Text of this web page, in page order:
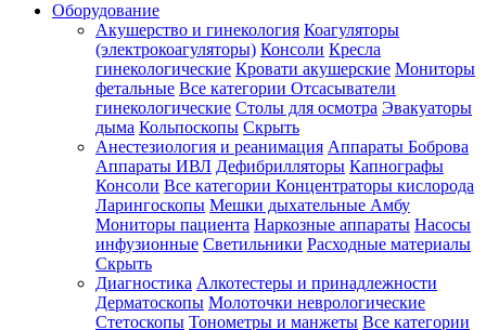
Оборудование
Акушерство и гинекология Коагуляторы
(электрокоагуляторы) Консоли Кресла
гинекологические Кровати акушерские Мониторы
фетальные Все категории Отсасыватели
гинекологические Столы для осмотра Эвакуаторы
дыма Кольпоскопы Скрыть
Анестезиология и реанимация Аппараты Боброва
Аппараты ИВЛ Дефибрилляторы Капнографы
Консоли Все категории Концентраторы кислорода
Ларингоскопы Мешки дыхательные Амбу
Мониторы пациента Наркозные аппараты Насосы
инфузионные Светильники Расходные материалы
Скрыть
Диагностика Алкотестеры и принадлежности
Дерматоскопы Молоточки неврологические
Стетоскопы Тонометры и манжеты Все категории